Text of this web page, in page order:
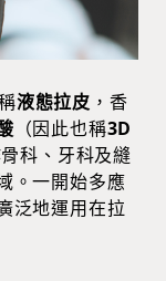
液態拉皮 ，香
（因此也稱3D
科、牙科及縫
。一開始多應
泛地運用在拉